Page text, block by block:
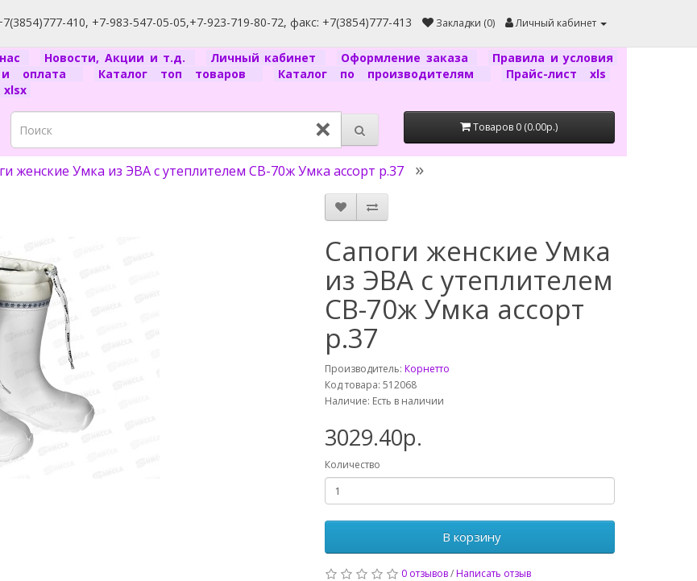
410, +7-983-547-05-05,+7-923-719-80-72, факс: +7(3854)777-413 Закладки (0) Личный кабинет
Новости, Акции и т.д. Личный кабинет Оформление заказа
Правила и условия
и оплата
Каталог топ товаров Каталог по производителям
Прайс-лист xls
xlsx
× Товаров 0 (0.00р.)
женские Умка из ЭВА с утеплителем СВ-70ж Умка ассорт р.37
Сапоги женские Умка
из ЭВА с утеплителем
СВ-70ж Умка ассорт
р.37
Производитель: Корнетто
Код товара: 512068
Наличие: Есть в наличии
3029.40р.
Количество
В корзину
0 отзывов/Написать отзыв